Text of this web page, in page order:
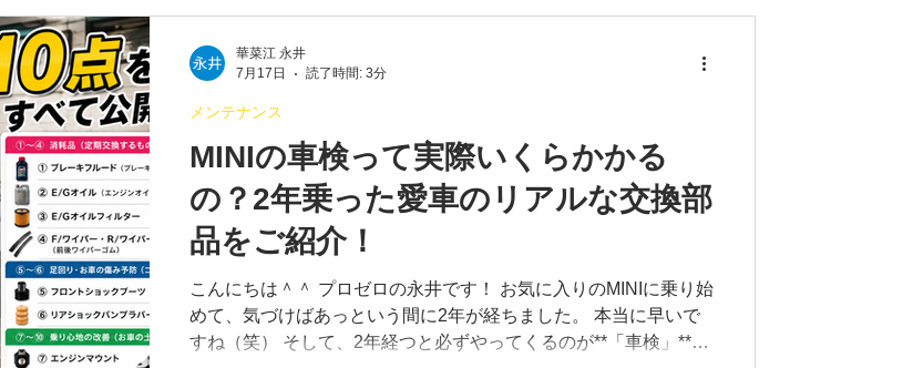
買取査定 MINI初心者向けシリーズ
MINIの車検って実際いくらかかる
の？2年乗った愛車のリアルな交換部
品をご紹介！
こんにちは＾＾ プロゼロの永井です！ お気に入りのMINIに乗り始
めて、気づけばあっという間に2年が経ちました。 本当に早いで
すね（笑） そして、2年経つと必ずやってくるのが**「車検」**で
メンテナンス
華菜江 永井
7月17日
読了時間: 3分